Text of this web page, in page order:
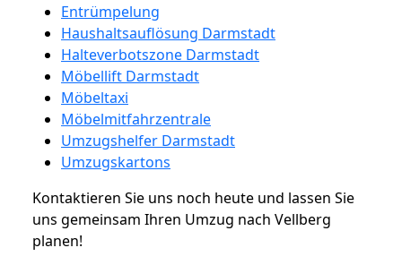
Entrümpelung
Haushaltsauflösung Darmstadt
Halteverbotszone Darmstadt
Möbellift Darmstadt
Möbeltaxi
Möbelmitfahrzentrale
Umzugshelfer Darmstadt
Umzugskartons
Kontaktieren Sie uns noch heute und lassen Sie
uns gemeinsam Ihren Umzug nach Vellberg
planen!